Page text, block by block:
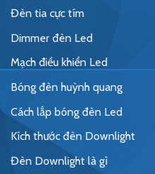
Đèn tia cực tím
Dimmer đèn Led
Mạch điều khiển Led
Bóng đèn huỳnh quang
Cách lắp bóng đèn Led
Kích thước đèn Downlight
Đèn Downlight là gì